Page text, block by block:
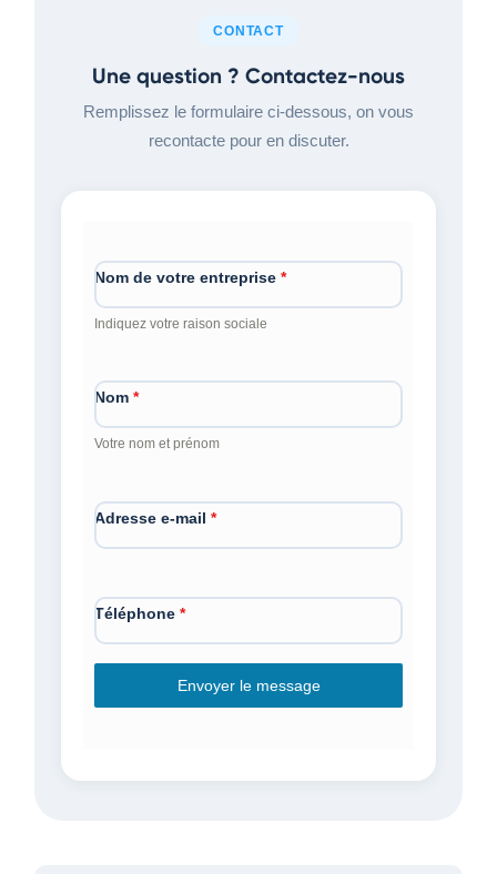
CONTACT
Une question ? Contactez-nous
Remplissez le formulaire ci-dessous, on vous
recontacte pour en discuter.
Nom de votre entreprise *
Indiquez votre raison sociale
Nom *
Votre nom et prénom
Adresse e-mail *
Téléphone *
Envoyer le message